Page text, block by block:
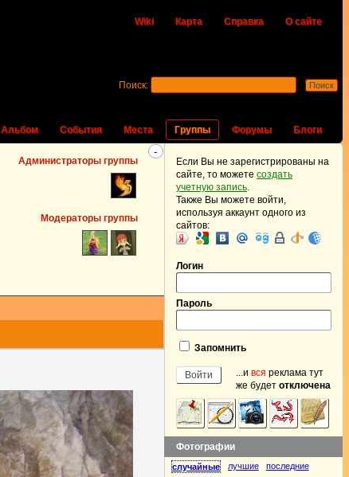
Wiki Карта Справка О сайте
Альбом События Места Группы Форумы Блоги
Поиск:
-
Администраторы группы
Модераторы группы
Если Вы не зарегистрированы на
сайте, то можете создать
учетную запись.
Также Вы можете войти,
используя аккаунт одного из
сайтов:
Логин
Пароль
Запомнить
...и вся реклама тут
же будет отключена
Фотографии
случайные лучшие последние